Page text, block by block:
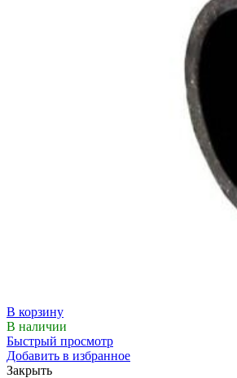
В корзину
В наличии
Быстрый просмотр
Добавить в избранное
Закрыть